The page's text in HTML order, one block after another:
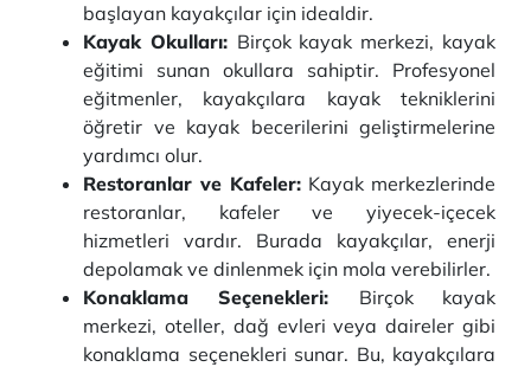
başlayan kayakçılar için idealdir.
Kayak Okulları: Birçok kayak merkezi, kayak
eğitimi sunan okullara sahiptir. Profesyonel
eğitmenler, kayakçılara kayak tekniklerini
öğretir ve kayak becerilerini geliştirmelerine
yardımcı olur.
Restoranlar ve Kafeler: Kayak merkezlerinde
restoranlar, kafeler ve yiyecek-içecek
hizmetleri vardır. Burada kayakçılar, enerji
depolamak ve dinlenmek için mola verebilirler.
Konaklama Seçenekleri: Birçok kayak
merkezi, oteller, dağ evleri veya daireler gibi
konaklama seçenekleri sunar. Bu, kayakçılara